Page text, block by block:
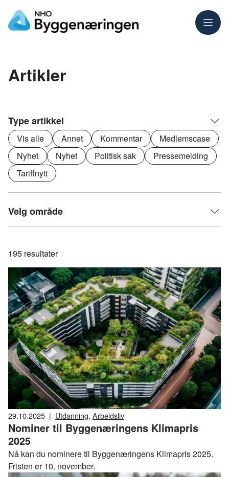
Meny
Artikler
Type artikkel
Vis alle Annet Kommentar
Medlemscase
Nyhet
Nyhet Politisk sak
Pressemelding
Tariffnytt
Velg område
195 resultater
29.10.2025 | Utdanning, Arbeidsliv
Nominer til Byggenæringens Klimapris
2025
Nå kan du nominere til Byggenæringens Klimapris 2025.
Fristen er 10. november.